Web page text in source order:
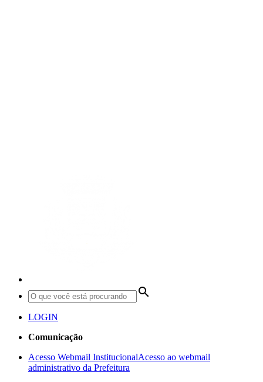
search
LOGIN
Comunicação
Acesso Webmail InstitucionalAcesso ao webmail
administrativo da Prefeitura